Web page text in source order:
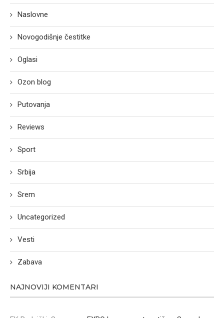
Naslovne
Novogodišnje čestitke
Oglasi
Ozon blog
Putovanja
Reviews
Sport
Srbija
Srem
Uncategorized
Vesti
Zabava
NAJNOVIJI KOMENTARI